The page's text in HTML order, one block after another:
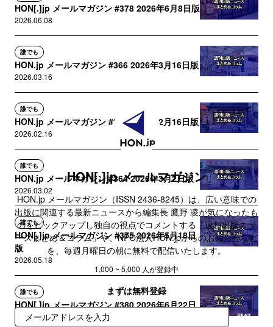
HON[.]jp メールマガジン #378 2026年6月8日版
2026.06.08
誰でも
HON.jp メールマガジン #366 2026年3月16日版
2026.03.16
誰でも
HON.jp メールマガジン #362 2026年2月16日版
2026.02.16
誰でも
HON.jp メールマガジン #364 2026年3月2日版
2026.03.02
誰でも
HON[.]jp メールマガジン #375 2026年5月18日
版
2026.05.18
誰でも
HON[.]jp メールマガジン #380 2026年6月22日
HON[.]jp メールマガジン
HON.jp メールマガジン（ISSN 2436-8245）は、広い意味での
出版に関連する最新ニュースから編集長 鷹野 凌が気になったも
のをピックアップし独自の視点でコメントする「週刊出版ニュ
ースまとめ＆コラム」や、NPO法人HON.jpからのお知らせなど
を、毎週月曜日の朝に無料で配信いたします。
1,000 ~ 5,000 人が登録中
まずは無料登録
登録